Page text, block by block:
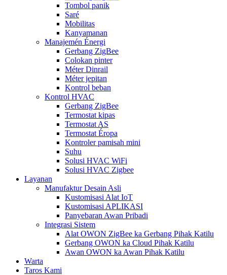
Tombol panik
Saré
Mobilitas
Kanyamanan
Manajemén Énergi
Gerbang ZigBee
Colokan pinter
Méter Dinrail
Méter jepitan
Kontrol beban
Kontrol HVAC
Gerbang ZigBee
Termostat kipas
Termostat AS
Termostat Éropa
Kontroler pamisah mini
Suhu
Solusi HVAC WiFi
Solusi HVAC Zigbee
Layanan
Manufaktur Desain Asli
Kustomisasi Alat IoT
Kustomisasi APLIKASI
Panyebaran Awan Pribadi
Integrasi Sistem
Alat OWON ZigBee ka Gerbang Pihak Katilu
Gerbang OWON ka Cloud Pihak Katilu
Awan OWON ka Awan Pihak Katilu
Warta
Taros Kami